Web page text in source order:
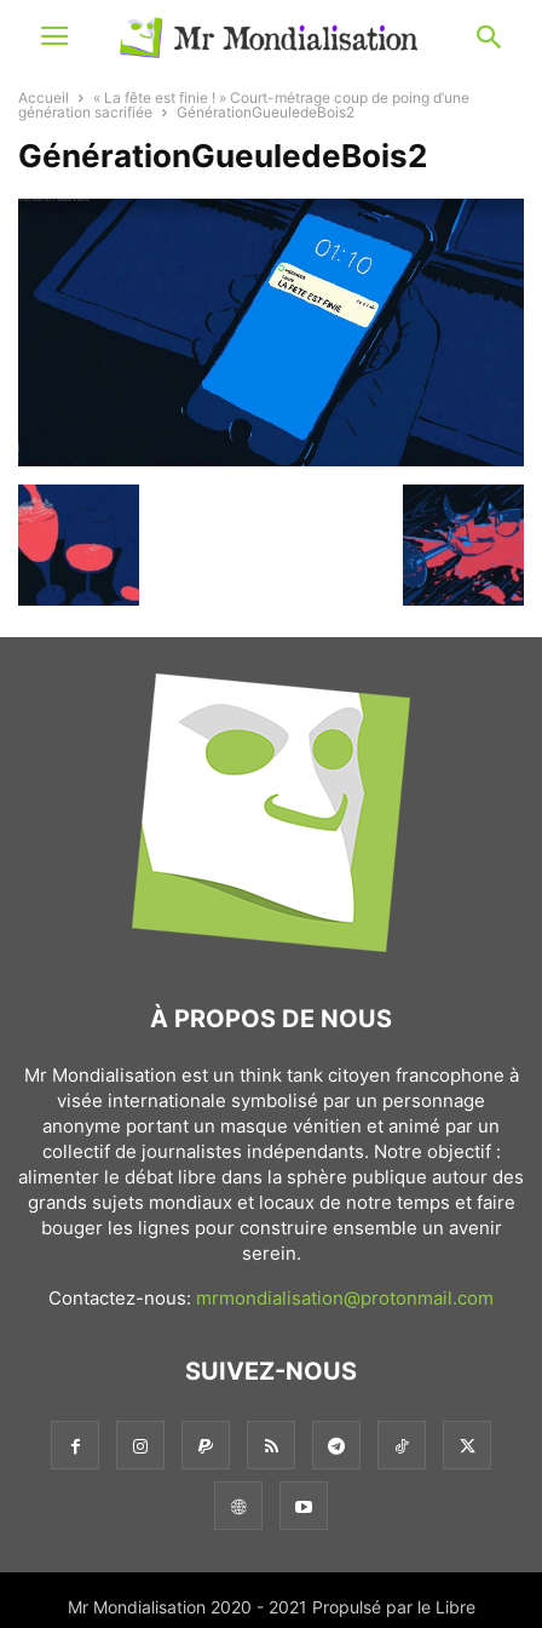
Accueil
« La fête est finie ! » Court-métrage coup de poing d’une
génération sacrifiée
GénérationGueuledeBois2
GénérationGueuledeBois2
À PROPOS DE NOUS
Mr Mondialisation est un think tank citoyen francophone à
visée internationale symbolisé par un personnage
anonyme portant un masque vénitien et animé par un
collectif de journalistes indépendants. Notre objectif :
alimenter le débat libre dans la sphère publique autour des
grands sujets mondiaux et locaux de notre temps et faire
bouger les lignes pour construire ensemble un avenir
serein.
Contactez-nous: mrmondialisation@protonmail.com
SUIVEZ-NOUS
Mr Mondialisation 2020 - 2021 Propulsé par le Libre